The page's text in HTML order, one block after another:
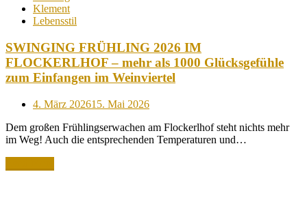
Klement
Lebensstil
SWINGING FRÜHLING 2026 IM
FLOCKERLHOF – mehr als 1000 Glücksgefühle
zum Einfangen im Weinviertel
Posted
4. März 202615. Mai 2026
Dem großen Frühlingserwachen am Flockerlhof steht nichts mehr
im Weg! Auch die entsprechenden Temperaturen und…